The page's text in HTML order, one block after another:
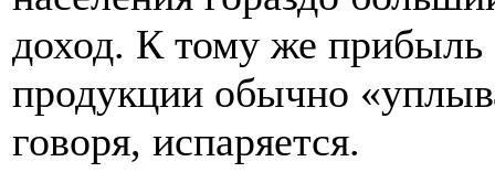
доход. К тому же прибыль
продукции обычно
говоря, испаряется.